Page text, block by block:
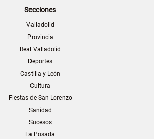
Secciones
Valladolid
Provincia
Real Valladolid
Deportes
Castilla y León
Cultura
Fiestas de San Lorenzo
Sanidad
Sucesos
La Posada